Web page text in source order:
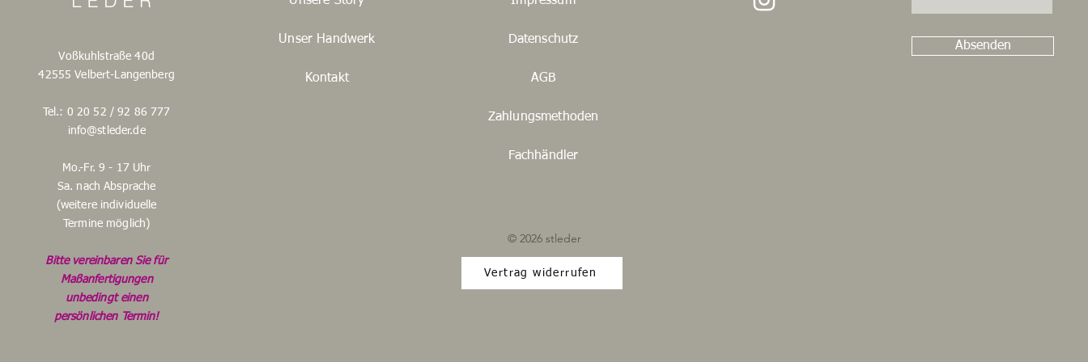
Voßkuhlstraße 40d
42555 Velbert-Langenberg
Tel.: 0 20 52 / 92 86 777
info@stleder.de
Mo.-Fr. 9 - 17 Uhr
Sa. nach Absprache
(weitere individuelle
Termine möglich)
Bitte vereinbaren Sie für
Maßanfertigungen
unbedingt einen
persönlichen Termin!
Unser Handwerk
Kontakt
Datenschutz
AGB
Zahlungsmethoden
Fachhändler
Vertrag widerrufen
Absenden
© 2026 stleder